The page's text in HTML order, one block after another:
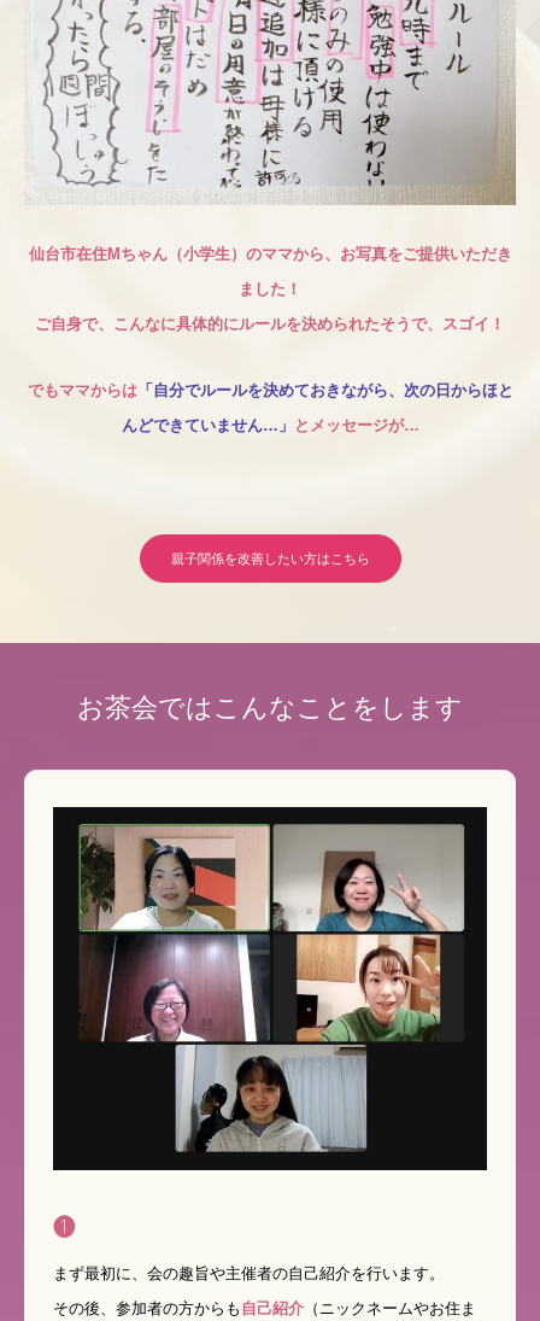
仙台市在住Mちゃん（小学生）のママから、お写真をご提供いただき
ました！
ご自身で、こんなに具体的にルールを決められたそうで、スゴイ！
でもママからは「自分でルールを決めておきながら、次の日からほと
んどできていません…」 とメッセージが…
親子関係を改善したい方はこちら
お茶会ではこんなことをします
❶
まず最初に、会の趣旨や主催者の自己紹介を行います。
その後、参加者の方からも 自己紹介 （ニックネームやお住ま